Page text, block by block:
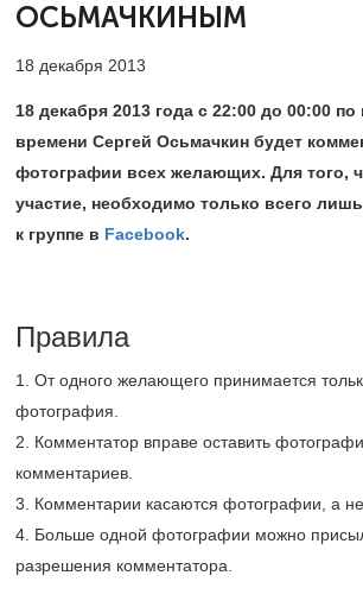
ОСЬМАЧКИНЫМ
18 декабря 2013
18 декабря 2013 года с 22:00 до 00:00
времени Сергей Осьмачкин будет
фотографии всех желающих. Для того,
участие, необходимо только всего
к группе в Facebook.
Правила
1. От одного желающего принимается
фотография.
2. Комментатор вправе оставить
комментариев.
3. Комментарии касаются фотографии, а не
4. Больше одной фотографии можно
разрешения комментатора.